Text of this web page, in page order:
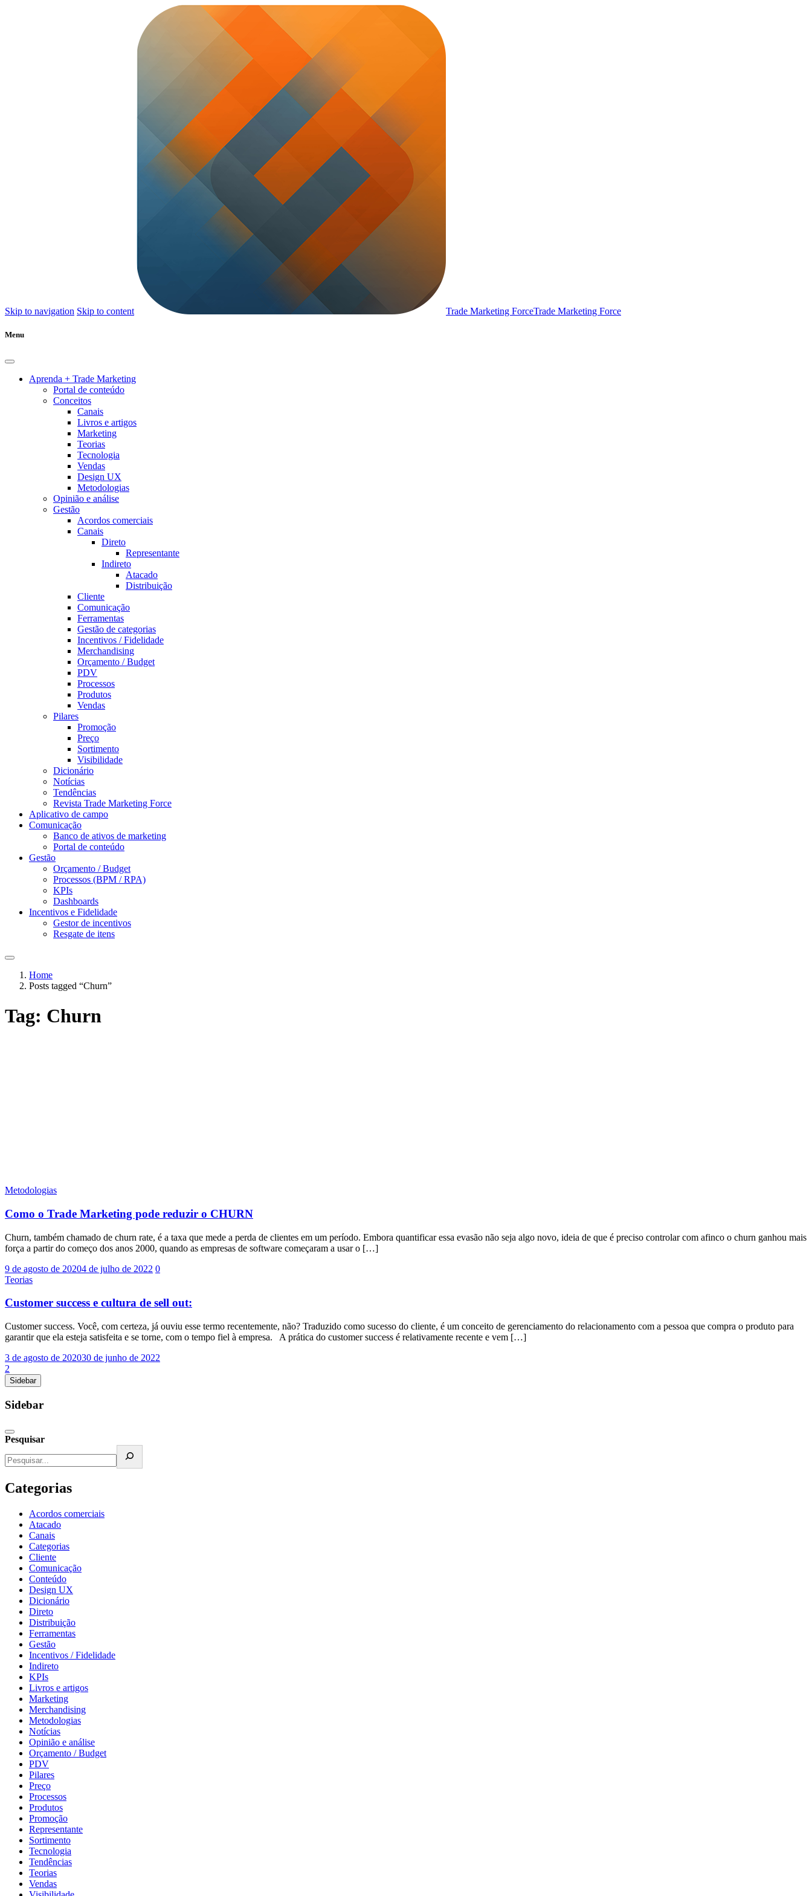
Skip to navigation Skip to content Trade Marketing ForceTrade Marketing Force
Menu
Aprenda + Trade Marketing
Portal de conteúdo
Conceitos
Canais
Livros e artigos
Marketing
Teorias
Tecnologia
Vendas
Design UX
Metodologias
Opinião e análise
Gestão
Acordos comerciais
Canais
Direto
Representante
Indireto
Atacado
Distribuição
Cliente
Comunicação
Ferramentas
Gestão de categorias
Incentivos / Fidelidade
Merchandising
Orçamento / Budget
PDV
Processos
Produtos
Vendas
Pilares
Promoção
Preço
Sortimento
Visibilidade
Dicionário
Notícias
Tendências
Revista Trade Marketing Force
Aplicativo de campo
Comunicação
Banco de ativos de marketing
Portal de conteúdo
Gestão
Orçamento / Budget
Processos (BPM / RPA)
KPIs
Dashboards
Incentivos e Fidelidade
Gestor de incentivos
Resgate de itens
Home
Posts tagged “Churn”
Tag: Churn
Metodologias
Como o Trade Marketing pode reduzir o CHURN
Churn, também chamado de churn rate, é a taxa que mede a perda de clientes em um período. Embora quantificar essa evasão não seja algo novo, ideia de que é preciso controlar com afinco o churn ganhou mais
força a partir do começo dos anos 2000, quando as empresas de software começaram a usar o […]
9 de agosto de 20204 de julho de 2022 0
Teorias
Customer success e cultura de sell out:
Customer success. Você, com certeza, já ouviu esse termo recentemente, não? Traduzido como sucesso do cliente, é um conceito de gerenciamento do relacionamento com a pessoa que compra o produto para
garantir que ela esteja satisfeita e se torne, com o tempo fiel à empresa. A prática do customer success é relativamente recente e vem […]
3 de agosto de 202030 de junho de 2022
2
Sidebar
Sidebar
Pesquisar
Categorias
Acordos comerciais
Atacado
Canais
Categorias
Cliente
Comunicação
Conteúdo
Design UX
Dicionário
Direto
Distribuição
Ferramentas
Gestão
Incentivos / Fidelidade
Indireto
KPIs
Livros e artigos
Marketing
Merchandising
Metodologias
Notícias
Opinião e análise
Orçamento / Budget
PDV
Pilares
Preço
Processos
Produtos
Promoção
Representante
Sortimento
Tecnologia
Tendências
Teorias
Vendas